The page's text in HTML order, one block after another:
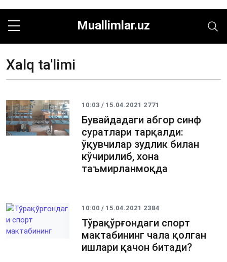
Muallimlar.uz
Xalq ta'limi
10:03 / 15.04.2021 2771
Бувайдадаги абгор синф
суратлари тарқалди:
ўқувчилар зудлик билан
кўчирилиб, хона
таъмирланмоқда
10:00 / 15.04.2021 2384
Тўрақўрғондаги спорт
мактабининг чала қолган
ишлари қачон битади?